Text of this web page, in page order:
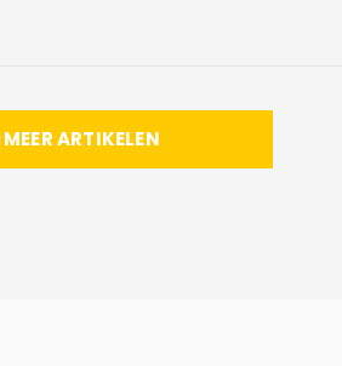
ARTIKELEN